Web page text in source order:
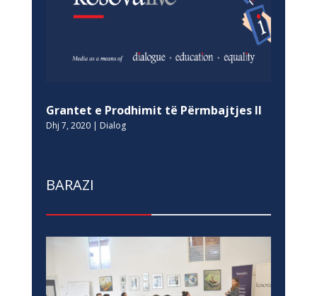
Grantet e Prodhimit të Përmbajtjes II
Dhj 7, 2020| Dialog
BARAZI